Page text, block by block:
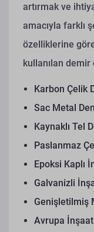
artırmak ve
amacıyla farklı
özelliklerine
kullanılan demir
Karbon Çelik
Sac Metal
Kaynaklı Tel
Paslanmaz
Epoksi Kaplı
Galvanizli
Genişletilmiş
Avrupa